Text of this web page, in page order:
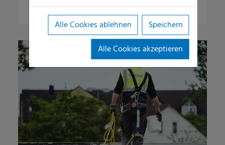
Alle Cookies ablehnen
Speichern
Alle Cookies akzeptieren